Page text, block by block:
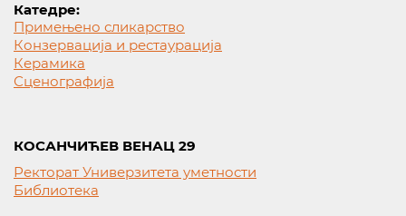
Катедре:
Примењено сликарство
Конзервација и рестаурација
Керамика
Сценографија
КОСАНЧИЋЕВ ВЕНАЦ 29
Ректорат Универзитета уметности
Библиотека